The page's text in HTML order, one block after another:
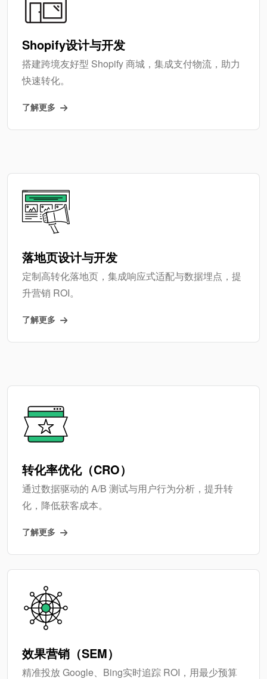
Shopify设计与开发
搭建跨境友好型 Shopify 商城，集成支付物流，助力
快速转化。
了解更多
落地页设计与开发
定制高转化落地页，集成响应式适配与数据埋点，提
升营销 ROI。
了解更多
转化率优化（CRO）
通过数据驱动的 A/B 测试与用户行为分析，提升转
化，降低获客成本。
了解更多
效果营销（SEM）
精准投放 Google、Bing实时追踪 ROI，用最少预算